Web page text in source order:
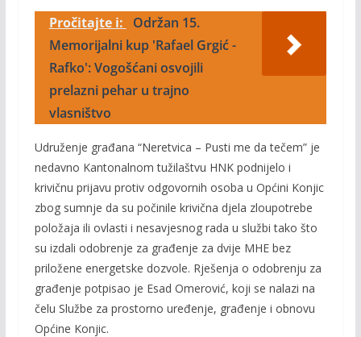
Pročitajte i:
Održan 15.
Memorijalni kup 'Rafael Grgić -
Rafko': Vogošćani osvojili
prelazni pehar u trajno
vlasništvo
Udruženje građana “Neretvica – Pusti me da tečem” je
nedavno Kantonalnom tužilaštvu HNK podnijelo i
krivičnu prijavu protiv odgovornih osoba u Općini Konjic
zbog sumnje da su počinile krivična djela zloupotrebe
položaja ili ovlasti i nesavjesnog rada u službi tako što
su izdali odobrenje za građenje za dvije MHE bez
priložene energetske dozvole. Rješenja o odobrenju za
građenje potpisao je Esad Omerović, koji se nalazi na
čelu Službe za prostorno uređenje, građenje i obnovu
Općine Konjic.